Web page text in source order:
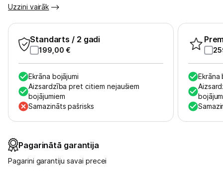
Blogs
Piegāde un apmaksa
Tehnikas izvešana
Uzņēmumiem
Tet pakalpojumi
Kontakti
Uzzini vairāk
Standarts / 2 gadi
199,00 €
Ekrāna bojājumi
Aizsardzība pret citiem nejaušiem
bojājumiem
Samazināts pašrisks
Ekrāna
Pagarinātā garantija
Pagarini garantiju savai precei